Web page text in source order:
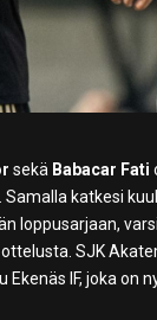
sekä Babacar Fati
katkesi
loppusarjaan,
SJK
IF, joka on